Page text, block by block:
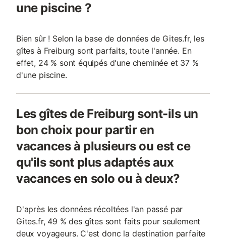
une piscine ?
Bien sûr ! Selon la base de données de Gites.fr, les
gîtes à Freiburg sont parfaits, toute l'année. En
effet, 24 % sont équipés d'une cheminée et 37 %
d'une piscine.
Les gîtes de Freiburg sont-ils un
bon choix pour partir en
vacances à plusieurs ou est ce
qu'ils sont plus adaptés aux
vacances en solo ou à deux?
D'après les données récoltées l'an passé par
Gites.fr, 49 % des gîtes sont faits pour seulement
deux voyageurs. C'est donc la destination parfaite